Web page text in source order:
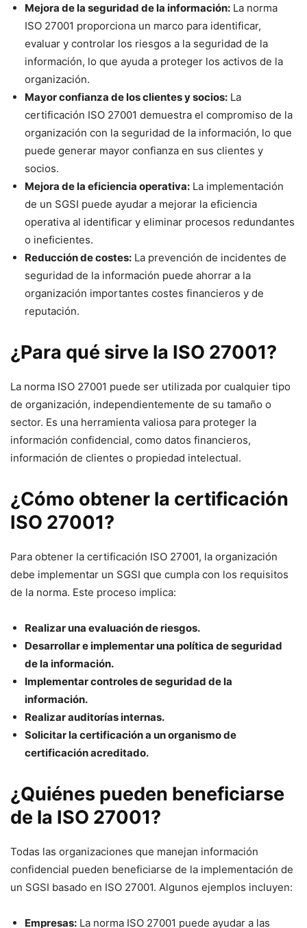
Mejora de la seguridad de la información: La norma
ISO 27001 proporciona un marco para identificar,
evaluar y controlar los riesgos a la seguridad de la
información, lo que ayuda a proteger los activos de la
organización.
Mayor confianza de los clientes y socios: La
certificación ISO 27001 demuestra el compromiso de la
organización con la seguridad de la información, lo que
puede generar mayor confianza en sus clientes y
socios.
Mejora de la eficiencia operativa: La implementación
de un SGSI puede ayudar a mejorar la eficiencia
operativa al identificar y eliminar procesos redundantes
o ineficientes.
Reducción de costes: La prevención de incidentes de
seguridad de la información puede ahorrar a la
organización importantes costes financieros y de
reputación.
¿Para qué sirve la ISO 27001?
La norma ISO 27001 puede ser utilizada por cualquier tipo
de organización, independientemente de su tamaño o
sector. Es una herramienta valiosa para proteger la
información confidencial, como datos financieros,
información de clientes o propiedad intelectual.
¿Cómo obtener la certificación
ISO 27001?
Para obtener la certificación ISO 27001, la organización
debe implementar un SGSI que cumpla con los requisitos
de la norma. Este proceso implica:
Realizar una evaluación de riesgos.
Desarrollar e implementar una política de seguridad
de la información.
Implementar controles de seguridad de la
información.
Realizar auditorías internas.
Solicitar la certificación a un organismo de
certificación acreditado.
¿Quiénes pueden beneficiarse
de la ISO 27001?
Todas las organizaciones que manejan información
confidencial pueden beneficiarse de la implementación de
un SGSI basado en ISO 27001. Algunos ejemplos incluyen:
Empresas: La norma ISO 27001 puede ayudar a las